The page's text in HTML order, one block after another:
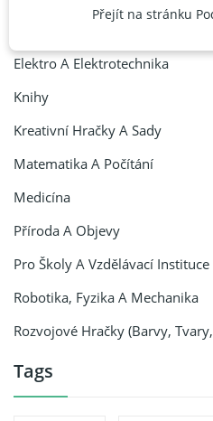
Elektro A Elektrotechnika
Knihy
Kreativní Hračky A Sady
Matematika A Počítání
Medicína
Příroda A Objevy
Pro Školy A Vzdělávací Instituce
Robotika, Fyzika A Mechanika
Rozvojové Hračky (barvy,
Tags
Přejít na stránku